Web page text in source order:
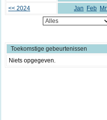
<< 2024
Jan Feb
Toekomstige gebeurtenissen
Niets opgegeven.